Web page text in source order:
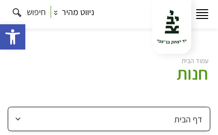
ניווט מהיר חיפוש
עמוד הבית
חנות